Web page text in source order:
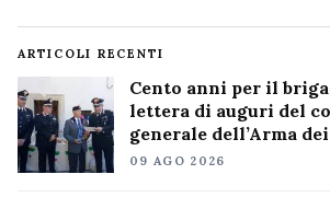
ARTICOLI RECENTI
Cento anni per il
lettera di auguri del
generale dell’Arma
09 AGO 2026